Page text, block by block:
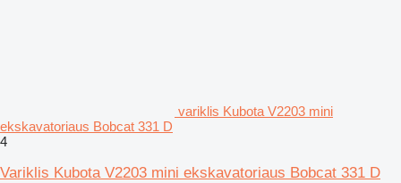
variklis Kubota V2203 mini
ekskavatoriaus Bobcat 331 D
4
Variklis Kubota V2203 mini ekskavatoriaus Bobcat 331 D